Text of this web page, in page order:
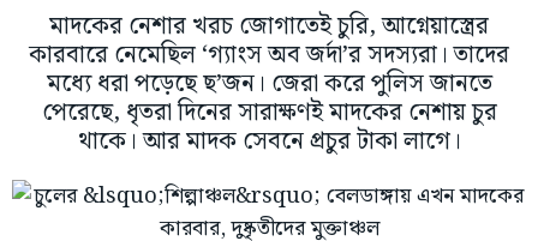
মাদকের নেশার খরচ জোগাতেই চুরি, আগ্নেয়াস্ত্রের
কারবারে নেমেছিল ‘গ্যাংস অব জর্দা’র সদস্যরা। তাদের
মধ্যে ধরা পড়েছে ছ’জন। জেরা করে পুলিস জানতে
পেরেছে, ধৃতরা দিনের সারাক্ষণই মাদকের নেশায় চুর
থাকে। আর মাদক সেবনে প্রচুর টাকা লাগে।